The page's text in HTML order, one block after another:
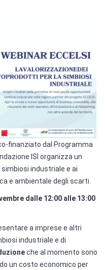
finanziato dal Programma
ISI organizza un
industriale e ai
e ambientale degli scarti.
dalle 12:00 alle 13:00
a imprese e altri
industriale e di
che al momento sono
un costo economico per